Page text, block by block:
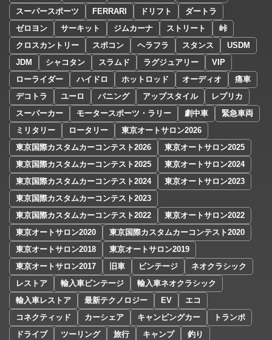
スーパースポーツ FERRARI ドリフト
ダートラ
ゼロヨン
サーキット ジムカーナ ストリート
峠
クロスカントリー
スポコン ヘラフラ スタンス
USDM
JDM
シャコタン スラムド ラグジュアリー
VIP
ローライダー
ハイドロ ホットロッド オーディオ
痛車
デコトラ
ユーロ バニング アップスタイル
レプリカ
スーパーカー
モータースポーツ・ラリー 劇中車
緊急車両
ミリタリー
ロータリー
東京オートサロン2026
東京国際カスタムカーコンテスト2026
東京オートサロン2025
東京国際カスタムカーコンテスト2025
東京オートサロン2024
東京国際カスタムカーコンテスト2024
東京オートサロン2023
東京国際カスタムカーコンテスト2023
東京国際カスタムカーコンテスト2022
東京オートサロン2022
東京オートサロン2020
東京国際カスタムカーコンテスト2020
東京オートサロン2018
東京オートサロン2019
東京オートサロン2017
旧車 ビンテージ
ネオクラシック
レストア
輸入車ビンテージ
輸入車ネオクラシック
輸入車レストア
最新テクノロジー EV
エコ
コネクティッド
カーシェア キャンピングカー
トランポ
ドライブ
ツーリング 旅行 キャンプ
釣り